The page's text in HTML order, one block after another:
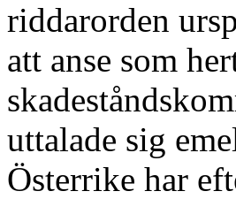
riddarorden
att anse som
uttalade sig
Österrike har